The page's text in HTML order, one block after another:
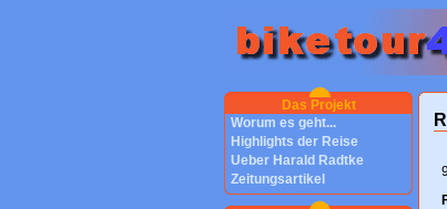
Das Projekt
Worum es geht...
Highlights der Reise
Ueber Harald Radtke
Zeitungsartikel